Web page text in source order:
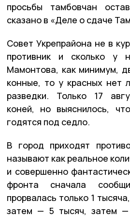
просьбы тамбовчан
сказано в «Деле о сдаче
Совет Укрепрайона не в
противник и сколько у
Мамонтова, как минимум,
конные, то у красных нет
разведки. Только 17
коней, но выяснилось,
годятся под седло.
В город приходят
называют как реальное
и совершенно
фронта сначала
прорвалась только 1
затем — 5 тысяч, затем